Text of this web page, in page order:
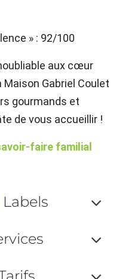
» : 92/100
aux cœur
Gabriel Coulet
gourmands et
de vous accueillir !
faire familial
ou